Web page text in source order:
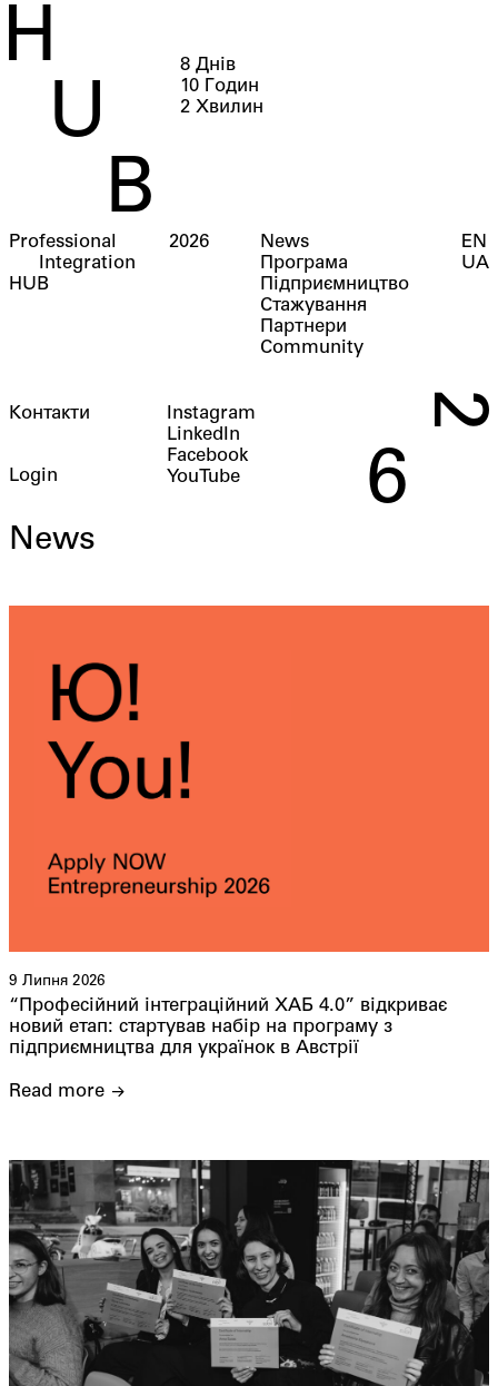
H
U
B
Professional
Integration
HUB
2026
News
Програма
Підприємництво
Стажування
Партнери
Community
EN
UA
2
6
8 Днів
10 Годин
2 Хвилин
News
9 Липня 2026
“Професійний інтеграційний ХАБ 4.0” відкриває
новий етап: стартував набір на програму з
підприємництва для українок в Австрії
Read more
Контакти
Instagram
LinkedIn
Facebook
YouTube
Login